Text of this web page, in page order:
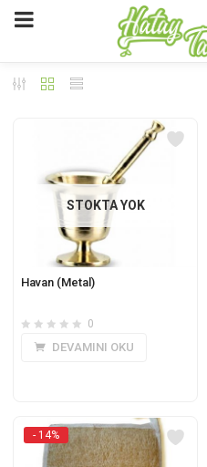
STOKTA YOK
Havan (Metal)
0
DEVAMINI OKU
- 14%